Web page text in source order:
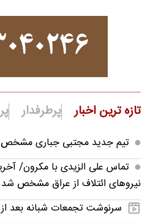
تازه ترین اخبار پرطرفدار
تیم جدید مجتبی جباری
تماس علی الزیدی با مکرون/
نیروهای ائتلاف از عراق مشخص شد
سرنوشت تجمعات شبانه بعد